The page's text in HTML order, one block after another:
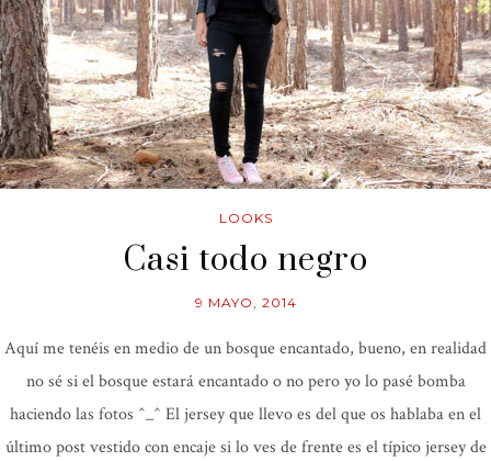
LOOKS
Casi todo negro
9 MAYO, 2014
Aquí me tenéis en medio de un bosque encantado, bueno, en realidad
no sé si el bosque estará encantado o no pero yo lo pasé bomba
haciendo las fotos ^_^ El jersey que llevo es del que os hablaba en el
último post vestido con encaje si lo ves de frente es el típico jersey de